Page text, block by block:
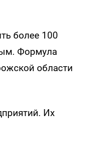
более 100
Формула
области
Их